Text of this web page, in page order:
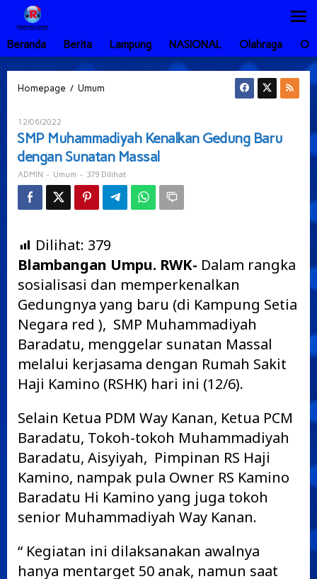
Lewati
konten
Beranda
Berita Lampung NASIONAL Olahraga
Homepage / Umum
Baru
dengan
Massal
12/06/2022
ADMIN
SMP Muhammadiyah Kenalkan Gedung Baru
dengan Sunatan Massal
ADMIN - Umum - 379 Dilihat
Dilihat: 379
Blambangan Umpu. RWK- Dalam rangka
sosialisasi dan memperkenalkan
Gedungnya yang baru (di Kampung Setia
Negara red ), SMP Muhammadiyah
Baradatu, menggelar sunatan Massal
melalui kerjasama dengan Rumah Sakit
Haji Kamino (RSHK) hari ini (12/6).
Selain Ketua PDM Way Kanan, Ketua PCM
Baradatu, Tokoh-tokoh Muhammadiyah
Baradatu, Aisyiyah, Pimpinan RS Haji
Kamino, nampak pula Owner RS Kamino
Baradatu Hi Kamino yang juga tokoh
senior Muhammadiyah Way Kanan.
“ Kegiatan ini dilaksanakan awalnya
hanya mentarget 50 anak, namun saat